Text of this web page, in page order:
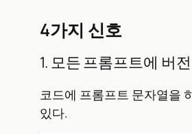
4가지 신호
1. 모든 프롬프트에 버
코드에 프롬프트 문자열을
있다.